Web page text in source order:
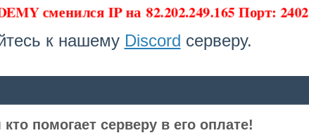
сменился IP на82.202.249.165 Порт: 2402
к нашему Discord серверу.
помогает серверу в его оплате!